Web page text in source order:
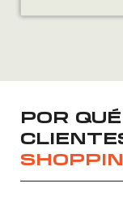
POR